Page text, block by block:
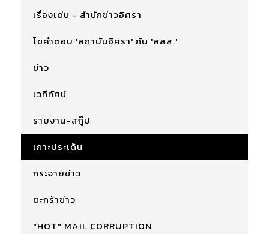
เรื่องเด่น - สำนักข่าวอิศรา
ไขคำตอบ 'สถาบันอิศรา' กับ 'สสส.'
ข่าว
เวทีทัศน์
รายงาน-สกู๊ป
เกาะประเด็น
กระจายข่าว
ตะกร้าข่าว
"HOT" MAIL CORRUPTION